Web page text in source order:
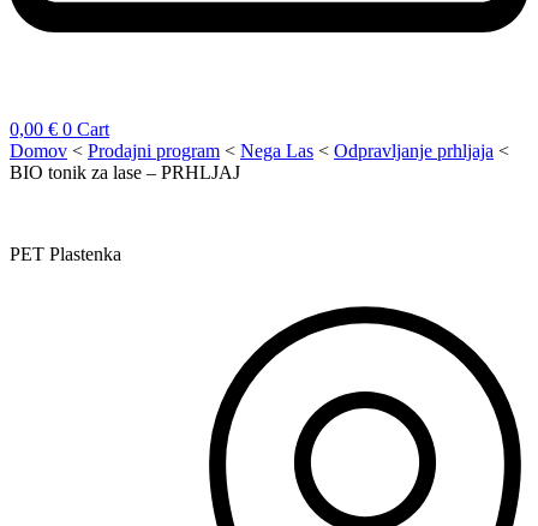
0,00 € 0 Cart
Domov < Prodajni program < Nega Las < Odpravljanje prhljaja <
BIO tonik za lase – PRHLJAJ
PET Plastenka